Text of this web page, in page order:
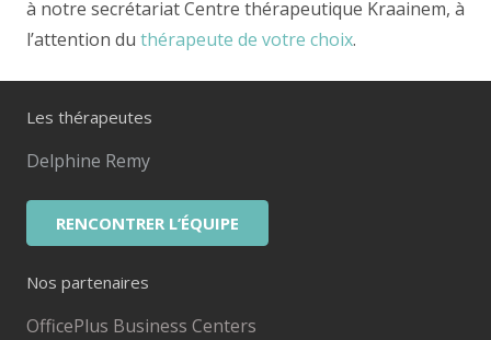
à notre secrétariat Centre thérapeutique Kraainem, à
l’attention du thérapeute de votre choix.
Les thérapeutes
Delphine Remy
RENCONTRER L’ÉQUIPE
Nos partenaires
OfficePlus Business Centers